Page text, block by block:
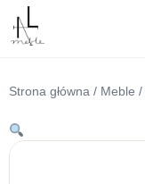
Przejdź
treści
Strona główna / Meble /